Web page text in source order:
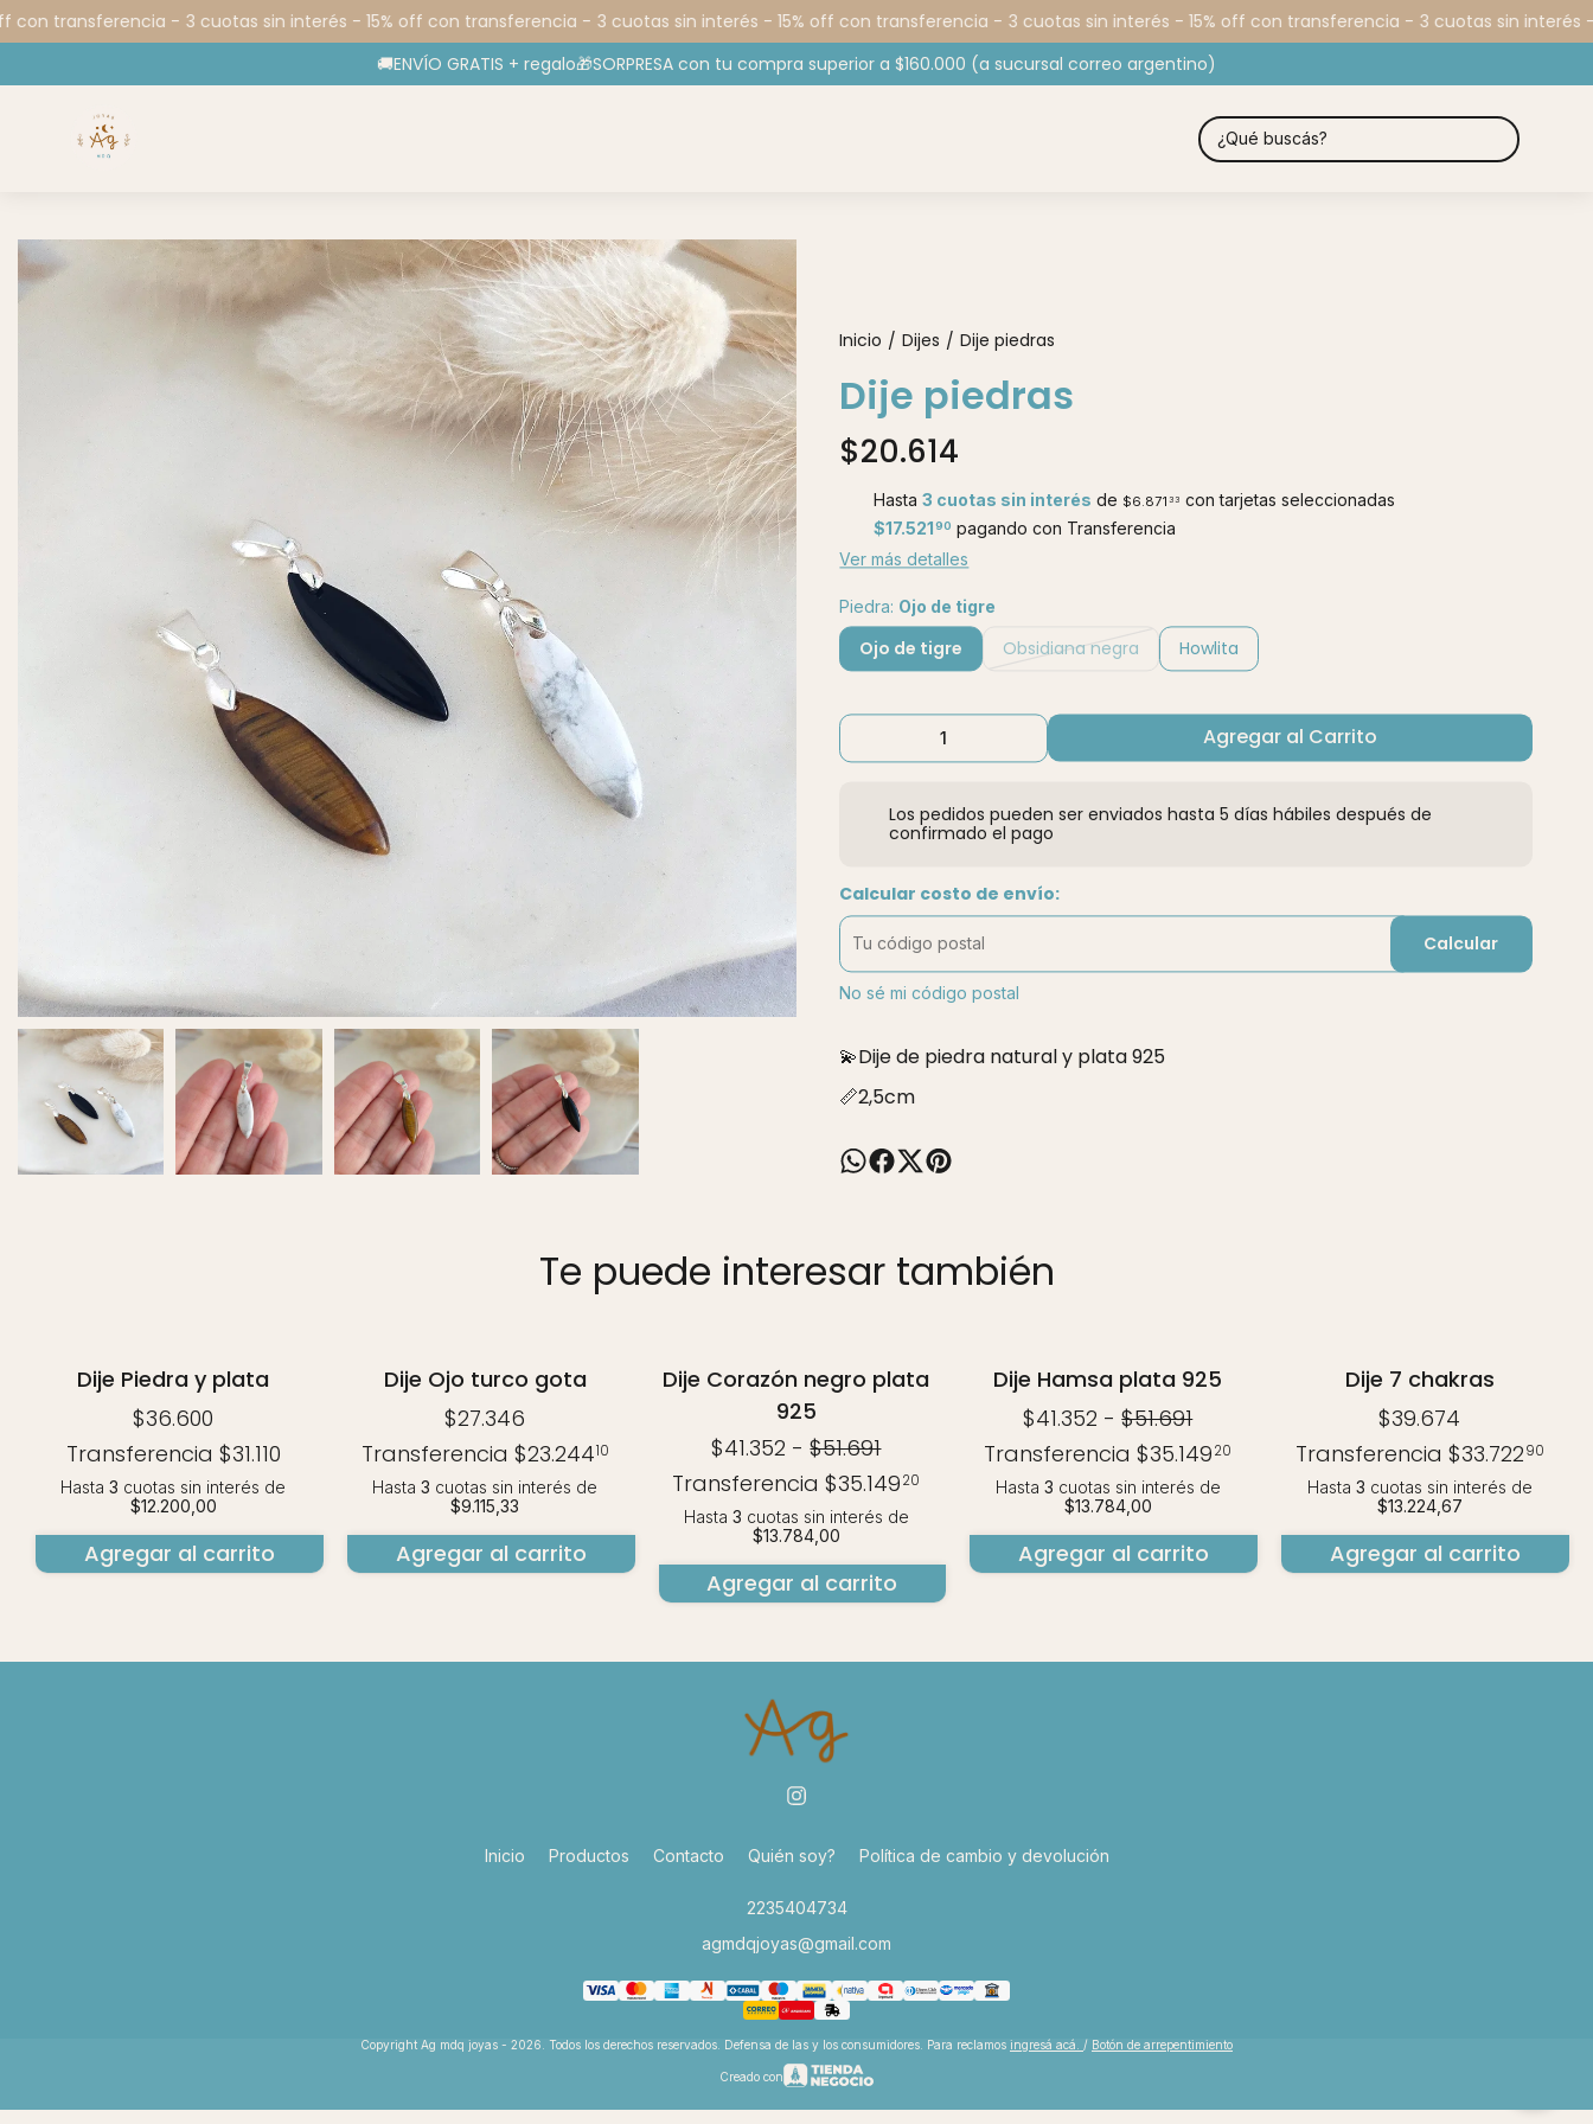
transferencia - 3 cuotas sin interés - 15% off con transferencia - 3 cuotas sin interés - 15% off con transferencia - 3 cuotas sin interés - 15% off con transferencia - 3 cuotas sin interés -
🚚ENVÍO GRATIS + regalo🎁SORPRESA con tu compra superior a $160.000 (a sucursal correo argentino)
Inicio / Dijes / Dije piedras
Dije piedras
$20.614
Hasta3 cuotas sin interés de $6.871 33 con tarjetas seleccionadas
$17.521 90 pagando con Transferencia
Ver más detalles
Piedra: Ojo de tigre
Ojo de tigre Obsidiana negra Howlita
Agregar al Carrito
Los pedidos pueden ser enviados hasta 5 días hábiles después de
confirmado el pago
Calcular costo de envío:
Calcular
No sé mi código postal
💫Dije de piedra natural y plata 925
📏2,5cm
Te puede interesar también
Dije Piedra y plata
$36.600
Transferencia $31.110
Hasta3 cuotas sin interés de
$12.200,00
Agregar al carrito
Dije Ojo turco gota
$27.346
Transferencia $23.24410
Hasta3 cuotas sin interés de
$9.115,33
Agregar al carrito
Dije Corazón negro plata
925
$41.352 - $51.691
Transferencia$35.14920
Hasta 3 cuotas sin interés de
$13.784,00
Agregar al carrito
Dije Hamsa plata 925
$41.352 - $51.691
Transferencia$35.14920
Hasta 3 cuotas sin interés de
$13.784,00
Agregar al carrito
Dije 7 chakras
$39.674
Transferencia $33.72290
Hasta 3 cuotas sin interés de
$13.224,67
Agregar al carrito
Inicio Productos Contacto Quién soy? Política de cambio y devolución
2235404734
agmdqjoyas@gmail.com
Copyright Ag mdq joyas - 2026. Todos los derechos reservados. Defensa de las y los consumidores. Para reclamos ingresá acá. / Botón de arrepentimiento
Creado con